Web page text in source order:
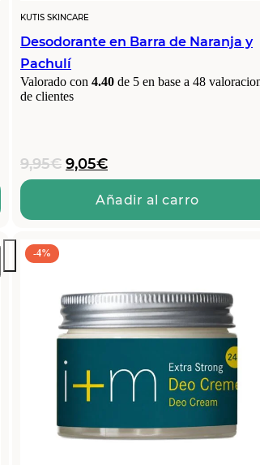
KUTIS SKINCARE
Desodorante en Barra de Naranja y
Pachulí
Valorado con 4.40 de 5 en base a 48
de clientes
9,95€ El
precio
original
era:
9,05€El
precio
actual
es:
Añadir al carro
-4%